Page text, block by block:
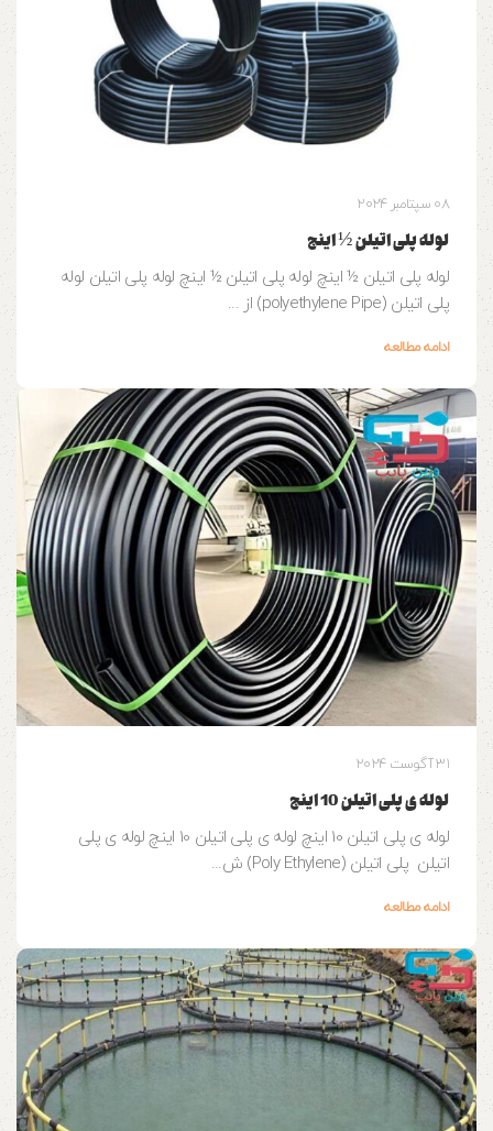
08 سپتامبر 2024
لوله پلی اتیلن ½ اینچ
لوله پلی اتیلن ½ اینچ لوله پلی اتیلن ½ اینچ لوله پلی اتیلن لوله
پلی اتیلن (polyethylene Pipe) از ...
ادامه مطالعه
31 آگوست 2024
لوله ی پلی اتیلن 10 اینچ
لوله ی پلی اتیلن 10 اینچ لوله ی پلی اتیلن 10 اینچ لوله ی پلی
اتیلن پلی اتیلن (Poly Ethylene) ش...
ادامه مطالعه